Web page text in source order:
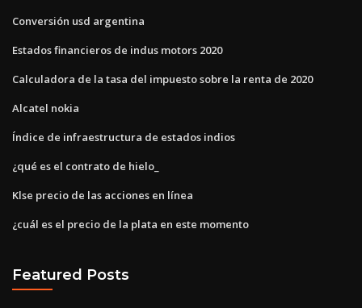
Conversión usd argentina
Estados financieros de indus motors 2020
Calculadora de la tasa del impuesto sobre la renta de 2020
Alcatel nokia
Índice de infraestructura de estados indios
¿qué es el contrato de hielo_
Klse precio de las acciones en línea
¿cuál es el precio de la plata en este momento
Featured Posts